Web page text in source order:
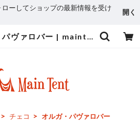
ーしてショップの最新情報を受け
開く
オルガ・パヴァロバー | maintent
チェコ オルガ・パヴァロバー